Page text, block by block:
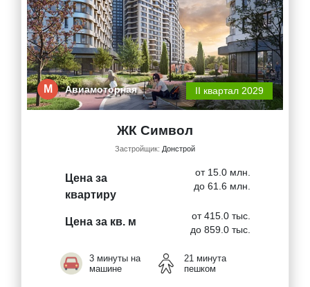
М Авиамоторная II квартал 2029
ЖК Символ
Застройщик: Донстрой
Цена за
квартиру
от 15.0 млн.
до 61.6 млн.
Цена за кв. м
от 415.0 тыс.
до 859.0 тыс.
3 минуты на
машине
21 минута
пешком